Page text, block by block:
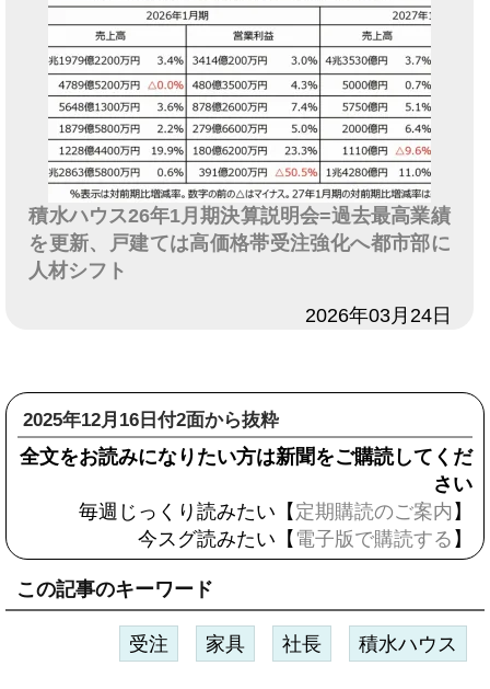
積水ハウス26年1月期決算説明会=過去最高業績
を更新、戸建ては高価格帯受注強化へ都市部に
人材シフト
2026年03月24日
2025年12月16日付2面から抜粋
全文をお読みになりたい方は新聞をご購読してくだ
さい
毎週じっくり読みたい【 定期購読のご案内 】
今スグ読みたい【 電子版で購読する 】
この記事のキーワード
受注 家具 社長 積水ハウス